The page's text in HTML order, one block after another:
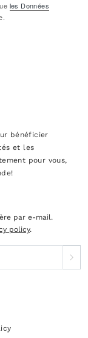
les Données
bénéficier
et les
pour vous,
par e-mail.
policy.